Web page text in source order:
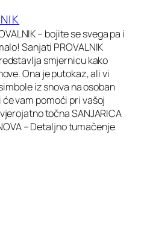
– bojite se svega pa i
Sanjati PROVALNIK
smjernicu kako
Ona je putokaz, ali vi
iz snova na osoban
vam pomoći pri vašoj
točna SANJARICA
– Detaljno tumačenje